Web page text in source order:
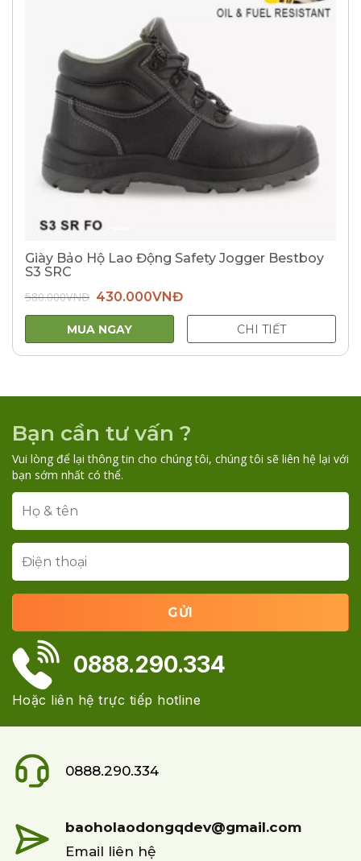
Giày Bảo Hộ Lao Động Safety Jogger Bestboy
S3 SRC
580.000VNĐ Giá
gốc
là:
580.000VNĐ.
430.000VNĐGiá
tại
430.000VNĐ.
MUA NGAY CHI TIẾT
Bạn cần tư vấn ?
Vui lòng để lại thông tin cho chúng tôi, chúng tôi sẽ liên hệ lại với
bạn sớm nhất có thể.
0888.290.334
Hoặc liên hệ trực tiếp hotline
0888.290.334
baoholaodongqdev@gmail.com
Email liên hệ